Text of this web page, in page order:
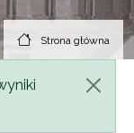
Strona główna